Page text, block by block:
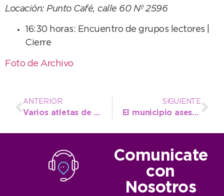
Locación: Punto Café, calle 60 Nº 2596
16:30 horas: Encuentro de grupos lectores |
Cierre
Foto de Archivo
ANTERIOR
Varios atletas de la ciudad lograron clasificar a la final de los Juegos Bonaerenses
SIGUIENTE
El municipio asesorará este viernes sobre operatorias de vivienda en Barrio Norte
Comunicate
con
Nosotros